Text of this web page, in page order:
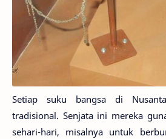
Setiap suku bangsa di
tradisional. Senjata ini mereka
sehari-hari, misalnya untuk